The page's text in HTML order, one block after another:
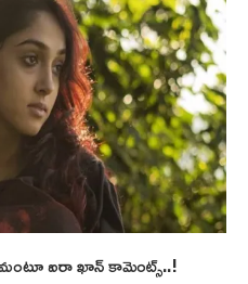
ఐరా ఖాన్ కామెంట్స్..!